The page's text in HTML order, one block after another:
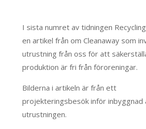
I sista numret av tidningen
en artikel från om Cleanaway som
utrustning från oss för att
produktion är fri från föroreningar.
Bilderna i artikeln är från ett
projekteringsbesök inför inbyggnad
utrustningen.